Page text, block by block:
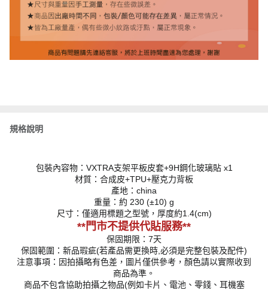
規格說明
包裝內容物：VXTRA支架平板皮套+9H鋼化玻璃貼 x1
材質：合成皮+TPU+壓克力背板
產地：china
重量：約 230 (±10) g
尺寸：僅適用標題之型號，厚度約1.4(cm)
**門市不提供代貼服務**
保固期限：7天
保固範圍：新品瑕疵(若產品需更換時,必須是完整包裝及配件)
注意事項：因拍攝略有色差，圖片僅供參考，顏色請以實際收到
商品為準。
商品不包含協助拍攝之物品(例如卡片、電池、零錢、耳機塞